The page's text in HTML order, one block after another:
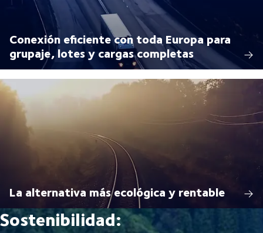
Conexión eficiente con toda Europa para
grupaje, lotes y cargas completas
La alternativa más ecológica y rentable
Sostenibilidad: